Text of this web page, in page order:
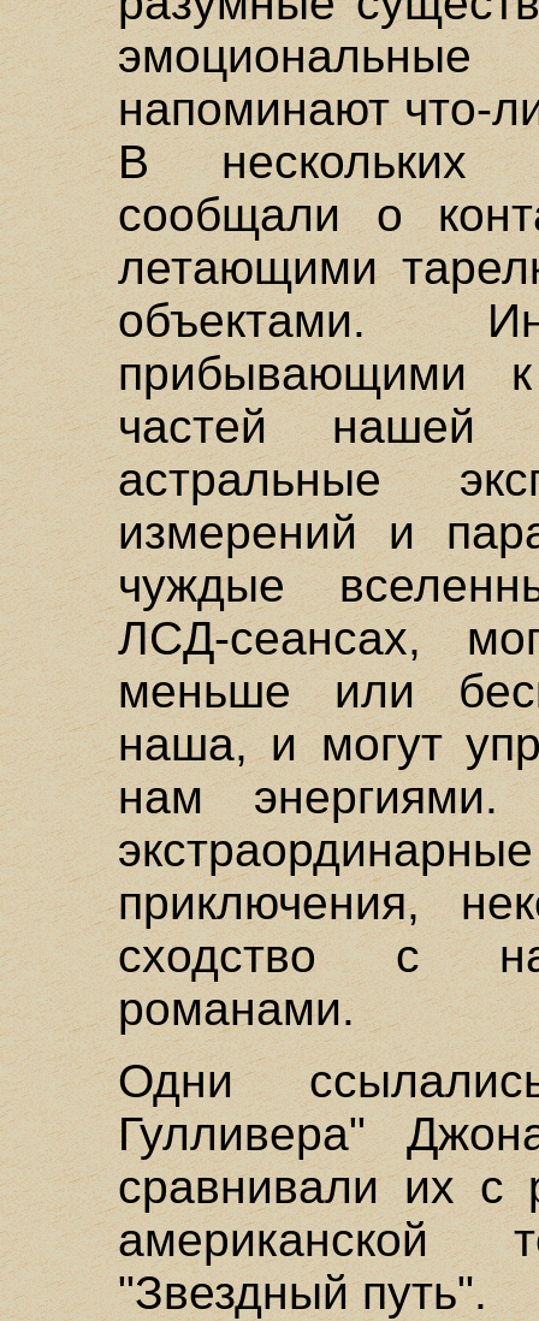
напоминают что-
В нескольких
сообщали о
летающими
объектами.
прибывающими
частей нашей
астральные
измерений и
чуждые
ЛCД-сеансах,
меньше или
наша, и могут
нам
приключения,
сходство с
романами.
Одни
Гулливера"
сравнивали их с
американской
"Звездный путь".